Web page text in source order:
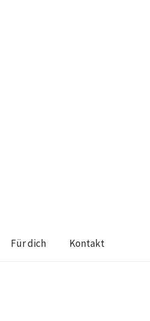
Für dich Kontakt